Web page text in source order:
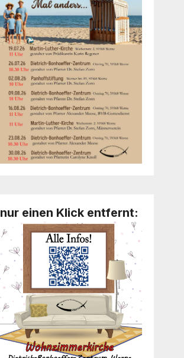
Out­look Live
nur einen Klick entfernt: